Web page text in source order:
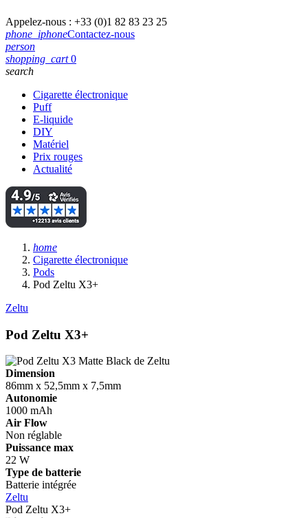
Appelez-nous : +33 (0)1 82 83 23 25
phone_iphoneContactez-nous
person
shopping_cart 0
search
Cigarette électronique
Puff
E-liquide
DIY
Matériel
Prix rouges
Actualité
home
Cigarette électronique
Pods
Pod Zeltu X3+
Zeltu
Pod Zeltu X3+
Dimension
86mm x 52,5mm x 7,5mm
Autonomie
1000 mAh
Air Flow
Non réglable
Puissance max
22 W
Type de batterie
Batterie intégrée
Zeltu
Pod Zeltu X3+